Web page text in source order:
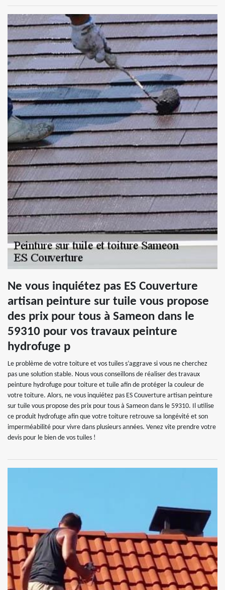
Ne vous inquiétez pas ES Couverture
artisan peinture sur tuile vous propose
des prix pour tous à Sameon dans le
59310 pour vos travaux peinture
hydrofuge p
Le problème de votre toiture et vos tuiles s’aggrave si vous ne cherchez
pas une solution stable. Nous vous conseillons de réaliser des travaux
peinture hydrofuge pour toiture et tuile afin de protéger la couleur de
votre toiture. Alors, ne vous inquiétez pas ES Couverture artisan peinture
sur tuile vous propose des prix pour tous à Sameon dans le 59310. Il utilise
ce produit hydrofuge afin que votre toiture retrouve sa longévité et son
imperméabilité pour vivre dans plusieurs années. Venez vite prendre votre
devis pour le bien de vos tuiles !